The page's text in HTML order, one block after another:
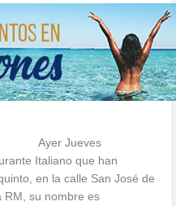
Ayer Jueves
Italiano que han
en la calle San José de
RM, su nombre es